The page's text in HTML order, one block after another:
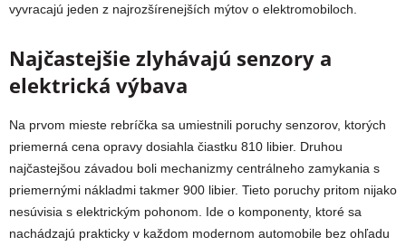
vyvracajú jeden z najrozšírenejších mýtov o elektromobiloch.
Najčastejšie zlyhávajú senzory a
elektrická výbava
Na prvom mieste rebríčka sa umiestnili poruchy senzorov, ktorých
priemerná cena opravy dosiahla čiastku 810 libier. Druhou
najčastejšou závadou boli mechanizmy centrálneho zamykania s
priemernými nákladmi takmer 900 libier. Tieto poruchy pritom nijako
nesúvisia s elektrickým pohonom. Ide o komponenty, ktoré sa
nachádzajú prakticky v každom modernom automobile bez ohľadu